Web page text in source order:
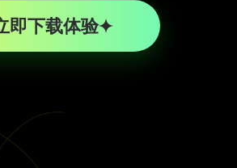
即下载体验